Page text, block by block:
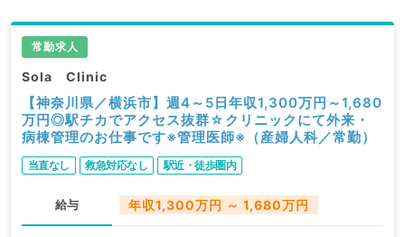
常勤求人
Sola Clinic
【神奈川県／横浜市】週4～5日年収1,300万円～1,680
万円◎駅チカでアクセス抜群☆クリニックにて外来・
病棟管理のお仕事です※管理医師※（産婦人科／常勤）
当直なし 救急対応なし 駅近・徒歩圏内
給与 年収1,300万円 ～ 1,680万円